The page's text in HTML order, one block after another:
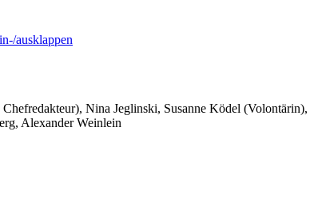
ausklappen
Nina Jeglinski, Susanne Ködel (Volontärin),
Alexander Weinlein